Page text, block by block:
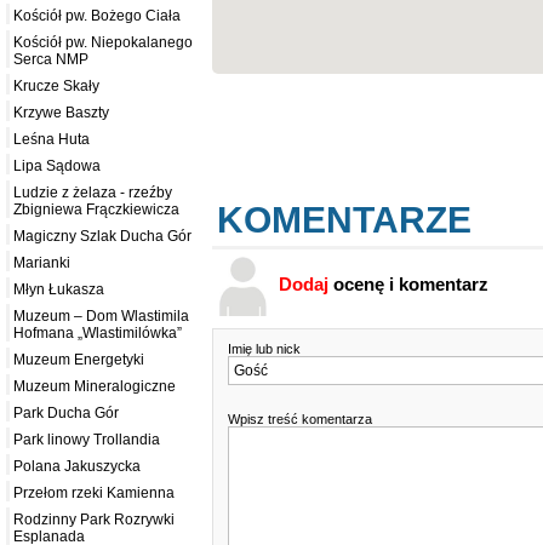
Kościół pw. Bożego Ciała
Kościół pw. Niepokalanego
Serca NMP
Krucze Skały
Krzywe Baszty
Leśna Huta
Lipa Sądowa
Ludzie z żelaza - rzeźby
Zbigniewa Frączkiewicza
Magiczny Szlak Ducha Gór
Marianki
Młyn Łukasza
Muzeum – Dom Wlastimila
Hofmana „Wlastimilówka”
Muzeum Energetyki
Muzeum Mineralogiczne
Park Ducha Gór
Park linowy Trollandia
Polana Jakuszycka
Przełom rzeki Kamienna
Rodzinny Park Rozrywki
Esplanada
KOMENTARZE
Dodaj ocenę i komentarz
Imię lub nick
Wpisz treść komentarza